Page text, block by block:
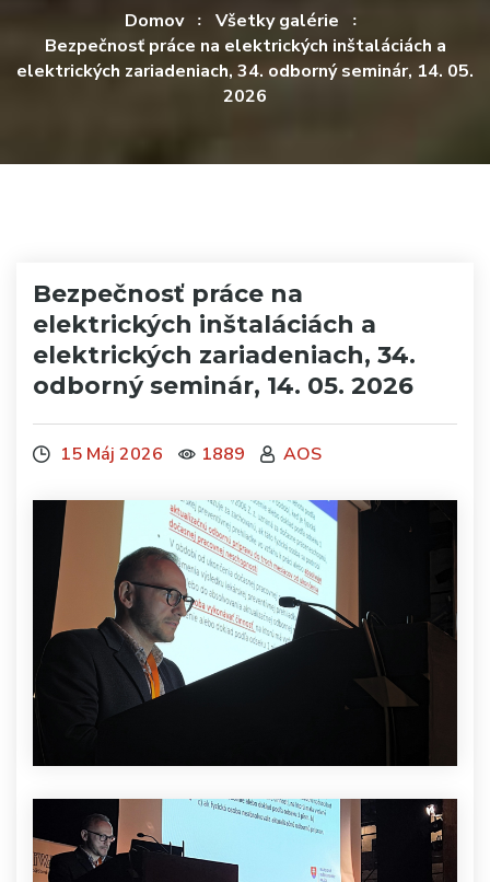
Domov
Všetky galérie
Bezpečnosť práce na elektrických inštaláciách a
elektrických zariadeniach, 34. odborný seminár, 14. 05.
2026
Bezpečnosť práce na
elektrických inštaláciách a
elektrických zariadeniach, 34.
odborný seminár, 14. 05. 2026
15 Máj 2026 1889 AOS